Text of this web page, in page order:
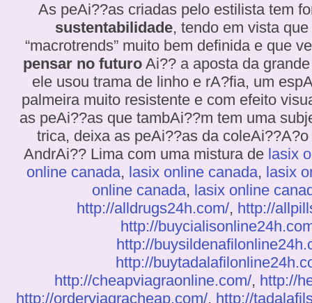
As peAi??as criadas pelo estilista tem
sustentabilidade, tendo em vista
“macrotrends” muito bem definida e que
pensar no futuroAi?? a aposta da
ele usou trama de linho e rA?fia, um
palmeira muito resistente e com efeito
as peAi??as que tambAi??m tem uma
trica, deixa as peAi??as da
AndrAi?? Lima com uma mistura de lasix
online canada, lasix online canada, lasix
online canada, lasix online
http://alldrugs24h.com/, http://
http://
http://
http://
http://cheapviagraonline.com/, http://
http://orderviagracheap.com/, http://